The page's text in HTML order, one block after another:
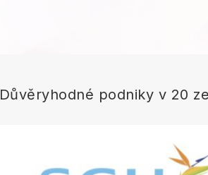
Důvěryhodné podniky v 20